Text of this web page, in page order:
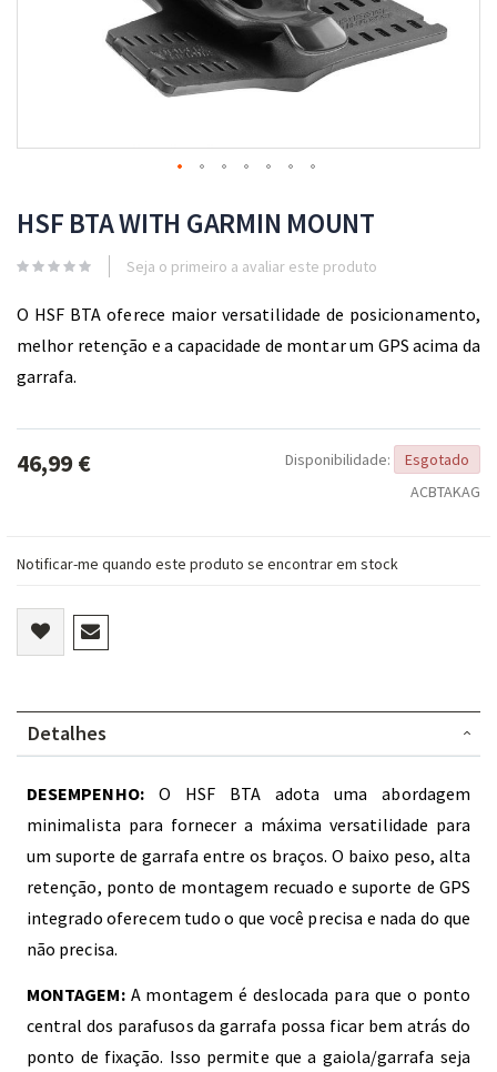
HSF BTA WITH GARMIN MOUNT
Seja o primeiro a avaliar este produto
O HSF BTA oferece maior versatilidade de posicionamento,
melhor retenção e a capacidade de montar um GPS acima da
garrafa.
46,99 € Disponibilidade:
Esgotado
ACBTAKAG
Notificar-me quando este produto se encontrar em stock
to
the
beginning
of
images
gallery
Detalhes
DESEMPENHO:O HSF BTA adota uma abordagem
minimalista para fornecer a máxima versatilidade para
um suporte de garrafa entre os braços. O baixo peso, alta
retenção, ponto de montagem recuado e suporte de GPS
integrado oferecem tudo o que você precisa e nada do que
não precisa.
MONTAGEM:A montagem é deslocada para que o ponto
central dos parafusos da garrafa possa ficar bem atrás do
ponto de fixação. Isso permite que a gaiola/garrafa seja